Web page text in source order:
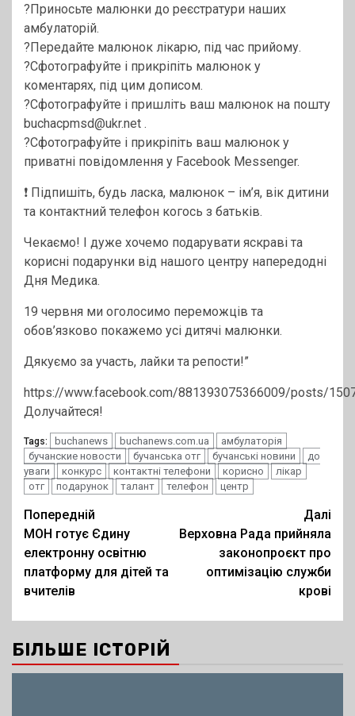
?Приносьте малюнки до реєстратури наших
амбулаторій.
?Передайте малюнок лікарю, під час прийому.
?Сфотографуйте і прикріпіть малюнок у
коментарях, під цим дописом.
?Сфотографуйте і пришліть ваш малюнок на пошту
buchacpmsd@ukr.net .
?Сфотографуйте і прикріпіть ваш малюнок у
приватні повідомлення у Facebook Messenger.
❗️ Підпишіть, будь ласка, малюнок – ім’я, вік дитини
та контактний телефон когось з батьків.
Чекаємо! І дуже хочемо подарувати яскраві та
корисні подарунки від нашого центру напередодні
Дня Медика.
19 червня ми оголосимо переможців та
обов’язково покажемо усі дитячі малюнки.
Дякуємо за участь, лайки та репости!”
https://www.facebook.com/881393075366009/posts/
Долучайтеся!
Tags: buchanews buchanews.com.ua
амбулаторія
бучанские новости
бучанська отг бучанські новини
до
уваги
конкурс контактні телефони корисно
лікар
отг
подарунок талант телефон центр
Post
navigation
Попередній
МОН готує Єдину
електронну освітню
платформу для дітей та
вчителів
Далі
Верховна Рада прийняла
законопроєкт про
оптимізацію служби
крові
БІЛЬШЕ ІСТОРІЙ